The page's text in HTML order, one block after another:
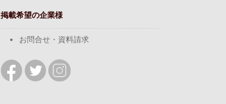
掲載希望の企業様
お問合せ・資料請求